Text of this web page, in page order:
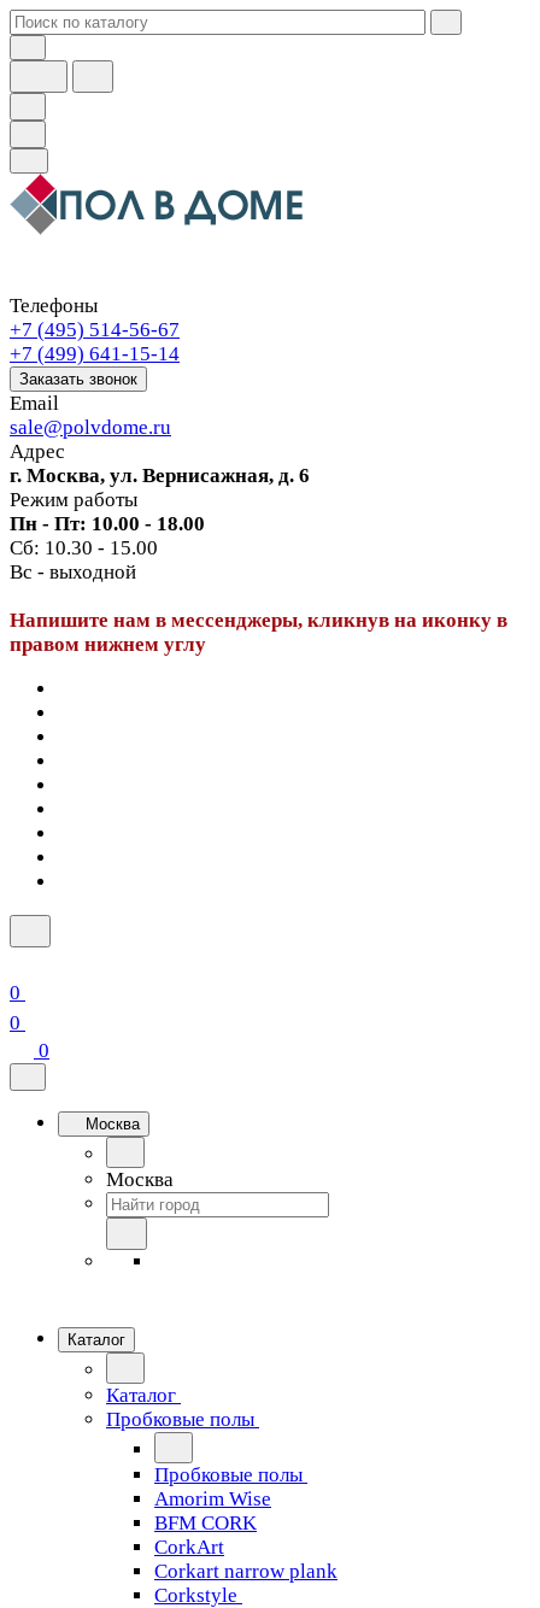
Телефоны
+7 (495) 514-56-67
+7 (499) 641-15-14
Заказать звонок
Email
sale@polvdome.ru
Адрес
г. Москва, ул. Вернисажная, д. 6
Режим работы
Пн - Пт: 10.00 - 18.00
Сб: 10.30 - 15.00
Вс - выходной
Напишите нам в мессенджеры, кликнув на иконку в
правом нижнем углу
0
0
0
Москва
Москва
Каталог
Каталог
Пробковые полы
Пробковые полы
Amorim Wise
BFM CORK
CorkArt
Corkart narrow plank
Corkstyle